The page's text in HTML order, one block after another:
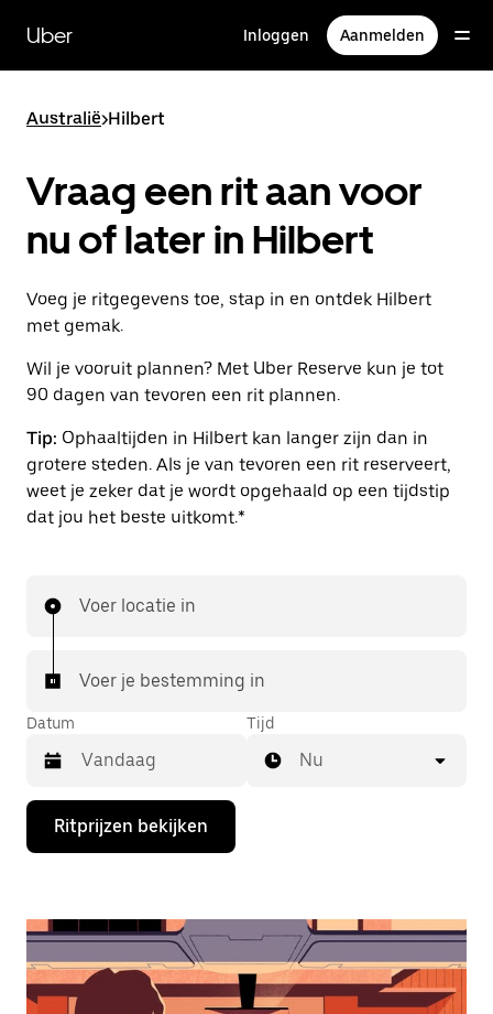
naar
hoofdinhoud
Uber Inloggen Aanmelden
Australië>Hilbert
Vraag een rit aan voor
nu of later in Hilbert
Voeg je ritgegevens toe, stap in en ontdek Hilbert
met gemak.
Wil je vooruit plannen? Met Uber Reserve kun je tot
90 dagen van tevoren een rit plannen.
Tip: Ophaaltijden in Hilbert kan langer zijn dan in
grotere steden. Als je van tevoren een rit reserveert,
weet je zeker dat je wordt opgehaald op een tijdstip
dat jou het beste uitkomt.*
Voer locatie in
Voer je bestemming in
Datum
Druk
de
de
te
openen
Tijd
Nu
Ritprijzen bekijken